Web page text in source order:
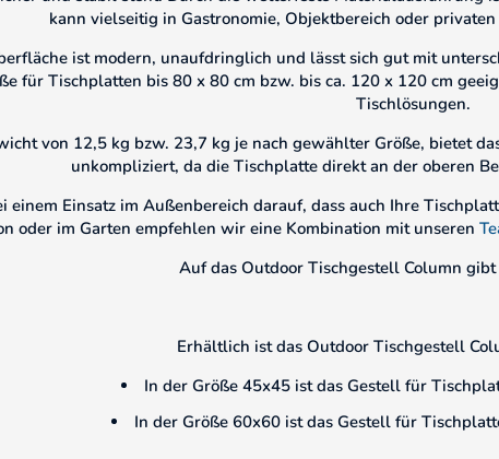
kann vielseitig in Gastronomie, Objektbereich oder
ist modern, unaufdringlich und lässt sich gut mit
für Tischplatten bis 80 x 80 cm bzw. bis ca. 120 x 120 cm
Tischlösungen.
von 12,5 kg bzw. 23,7 kg je nach gewählter Größe, bietet
unkompliziert, da die Tischplatte direkt an der oberen
einem Einsatz im Außenbereich darauf, dass auch Ihre
oder im Garten empfehlen wir eine Kombination mit unseren
Auf das Outdoor Tischgestell Column gibt
Erhältlich ist das Outdoor Tischgestell
In der Größe 45x45 ist das Gestell für
In der Größe 60x60 ist das Gestell für